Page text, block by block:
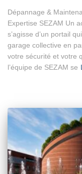
Dépannage &
Expertise SEZAM Un
s’agisse d’un portail
garage collective en
votre sécurité et votre
l’équipe de SEZAM se